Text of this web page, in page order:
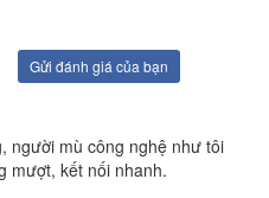
Gửi đánh giá của bạn
người mù công nghệ như tôi
mượt, kết nối nhanh.